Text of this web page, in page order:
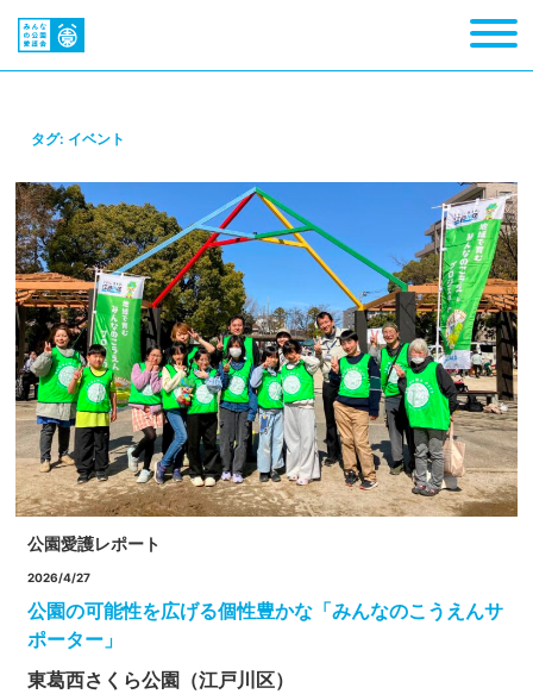
タグ: イベント
公園愛護レポート
2026/4/27
公園の可能性を広げる個性豊かな「みんなのこうえんサ
ポーター」
東葛西さくら公園（江戸川区）